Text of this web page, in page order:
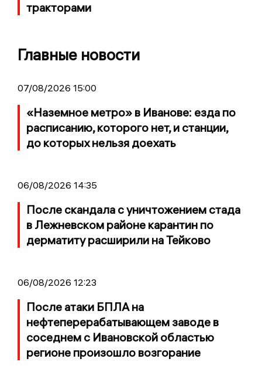
тракторами
Главные новости
07/08/2026 15:00
«Наземное метро» в Иванове: езда по
расписанию, которого нет, и станции,
до которых нельзя доехать
06/08/2026 14:35
После скандала с уничтожением стада
в Лежневском районе карантин по
дерматиту расширили на Тейково
06/08/2026 12:23
После атаки БПЛА на
нефтеперерабатывающем заводе в
соседнем с Ивановской областью
регионе произошло возгорание